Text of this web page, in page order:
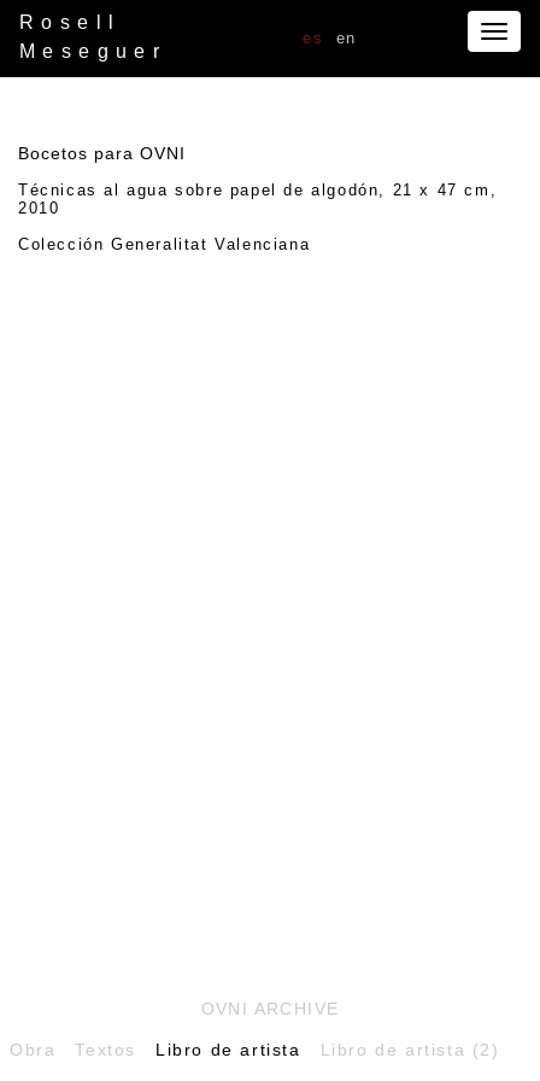
Rosell
Meseguer
es en
OVNI ARCHIVE
Obra Textos Libro de artista Libro de artista (2)
Bocetos para OVNI
Técnicas al agua sobre papel de algodón, 21 x 47 cm,
2010
Colección Generalitat Valenciana